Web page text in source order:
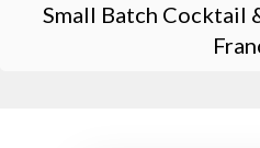
Small Batch Cocktail